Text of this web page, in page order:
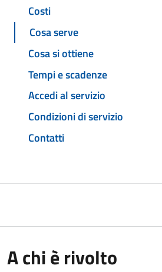
Costi
Cosa serve
Cosa si ottiene
Tempi e scadenze
Accedi al servizio
Condizioni di servizio
Contatti
A chi è rivolto